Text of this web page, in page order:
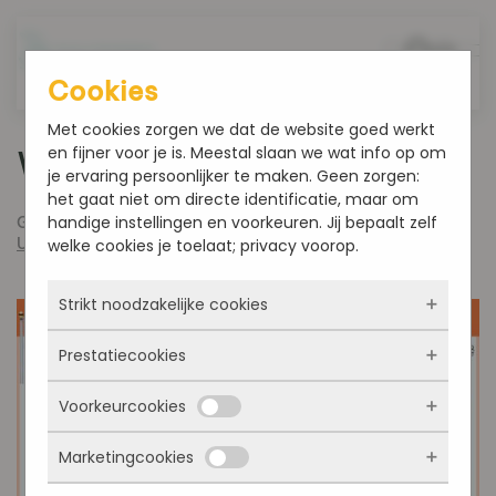
Week 17-2021-KD
Geschreven dooradminopapril 26, 2021. Gepost in
Uncategorized.
Cookies
Met cookies zorgen we dat de website goed werkt
en fijner voor je is. Meestal slaan we wat info op om
je ervaring persoonlijker te maken. Geen zorgen:
het gaat niet om directe identificatie, maar om
handige instellingen en voorkeuren. Jij bepaalt zelf
welke cookies je toelaat; privacy voorop.
Strikt noodzakelijke cookies
Deze cookies zorgen ervoor dat de website
überhaupt werkt. Ze zijn dus altijd actief en
kunnen niet worden uitgezet. Meestal worden
ze alleen geplaatst als jij iets doet, zoals
inloggen, een formulier invullen of je
privacyvoorkeuren opslaan. Je kunt je browser
Prestatiecookies
Met deze cookies zien we hoe vaak onze site
bezocht wordt, waar bezoekers vandaan
komen en welke pagina’s populair zijn. Zo
kunnen we de website blijven verbeteren.
Voorkeurcookies
Deze cookies onthouden jouw voorkeuren.
Bijvoorbeeld taalkeuze of ingevulde gegevens.
Marketingcookies